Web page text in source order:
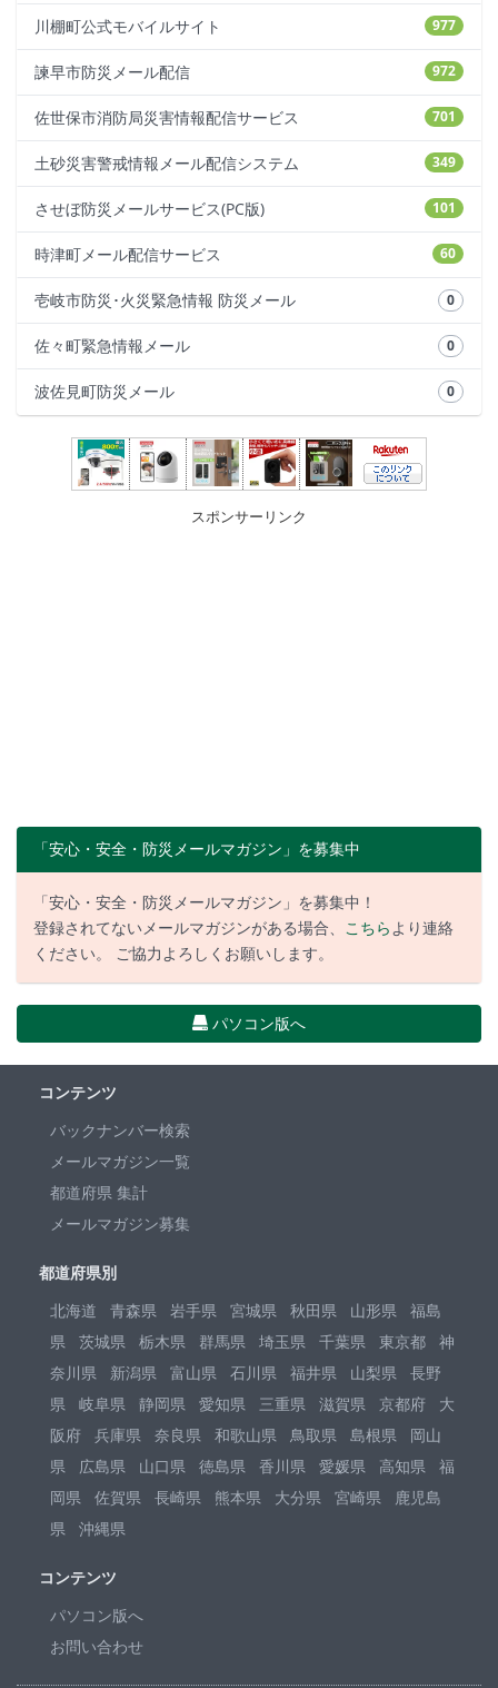
977
川棚町公式モバイルサイト
972
諫早市防災メール配信
701
佐世保市消防局災害情報配信サービス
349
土砂災害警戒情報メール配信システム
101
させぼ防災メールサービス(PC版)
60
時津町メール配信サービス
0
壱岐市防災･火災緊急情報 防災メール
0
佐々町緊急情報メール
0
波佐見町防災メール
スポンサーリンク
「安心・安全・防災メールマガジン」を募集中
「安心・安全・防災メールマガジン」を募集中！
登録されてないメールマガジンがある場合、 こちらより連絡
ください。 ご協力よろしくお願いします。
パソコン版へ
コンテンツ
バックナンバー検索
メールマガジン一覧
都道府県 集計
メールマガジン募集
都道府県別
北海道
青森県 岩手県 宮城県 秋田県 山形県
福島
県
茨城県 栃木県 群馬県 埼玉県 千葉県 東京都
神
奈川県
新潟県 富山県 石川県 福井県 山梨県
長野
県
岐阜県 静岡県 愛知県 三重県 滋賀県 京都府
大
阪府
兵庫県 奈良県 和歌山県 鳥取県 島根県
岡山
県
広島県 山口県 徳島県 香川県 愛媛県 高知県
福
岡県
佐賀県 長崎県 熊本県 大分県 宮崎県
鹿児島
県
沖縄県
コンテンツ
パソコン版へ
お問い合わせ